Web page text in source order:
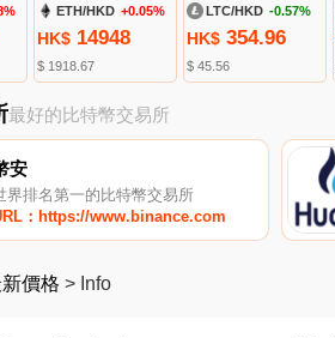
ETH/HKD +0.05%
HK$14948
$ 1918.67
LTC/HKD -0.57%
HK$354.96
$ 45.56
最好的比特幣交易所
安
界排名第一的比特幣交易所
：https://www.binance.com
價格 > Info